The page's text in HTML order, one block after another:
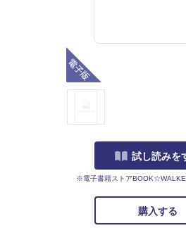
試し読みを
※電子書籍ストア
購入する